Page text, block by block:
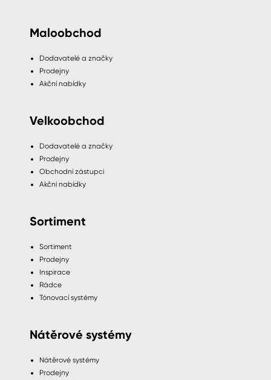
Maloobchod
Dodavatelé a značky
Prodejny
Akční nabídky
Velkoobchod
Dodavatelé a značky
Prodejny
Obchodní zástupci
Akční nabídky
Sortiment
Sortiment
Prodejny
Inspirace
Rádce
Tónovací systémy
Nátěrové systémy
Nátěrové systémy
Prodejny